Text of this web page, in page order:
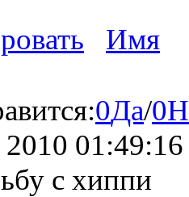
Имя
0Да/0
2010 01:49:16
с хиппи